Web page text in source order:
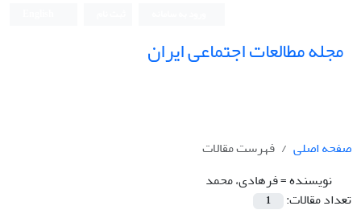
مجله مطالعات اجتماعی ایران
صفحه اصلی
فهرست مقالات
نویسنده =فرهادی، محمد
تعداد مقالات:
1